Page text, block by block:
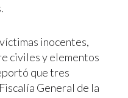
inocentes,
civiles y elementos
que tres
General de la